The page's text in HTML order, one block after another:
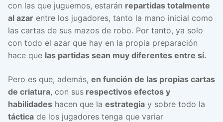
con las que juguemos, estarán repartidas totalmente
al azar entre los jugadores, tanto la mano inicial como
las cartas de sus mazos de robo. Por tanto, ya solo
con todo el azar que hay en la propia preparación
hace que las partidas sean muy diferentes entre sí.
Pero es que, además, en función de las propias cartas
de criatura, con sus respectivos efectos y
habilidades hacen que la estrategia y sobre todo la
táctica de los jugadores tenga que variar